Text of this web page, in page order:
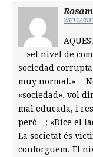
23/11/
…»el nivel de
sociedad
muy normal.»…
«sociedad», vol
mal educada, i
però…: «Dice el
La societat és
conforguem. El